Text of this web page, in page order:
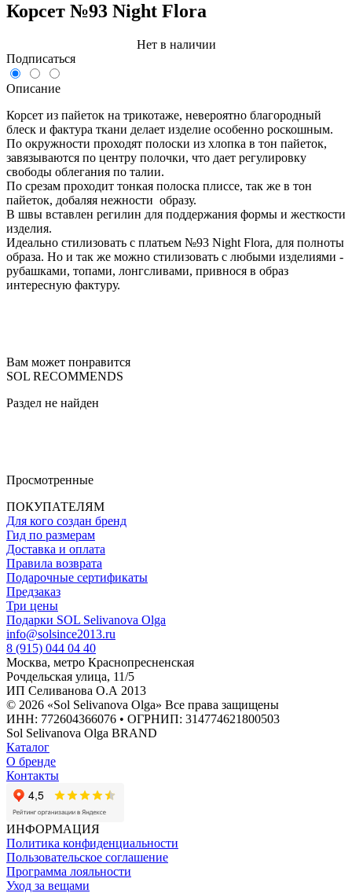
Корсет №93 Night Flora
Нет в наличии
Подписаться
Описание
Корсет из пайеток на трикотаже, невероятно благородный
блеск и фактура ткани делает изделие особенно роскошным.
По окружности проходят полоски из хлопка в тон пайеток,
завязываются по центру полочки, что дает регулировку
свободы облегания по талии.
По срезам проходит тонкая полоска плиссе, так же в тон
пайеток, добаляя нежности образу.
В швы вставлен регилин для поддержания формы и жесткости
изделия.
Идеально стилизовать с платьем №93 Night Flora, для полноты
образа. Но и так же можно стилизовать с любыми изделиями -
рубашками, топами, лонгсливами, привнося в образ
интересную фактуру.
Вам может понравится
SOL RECOMMENDS
Раздел не найден
Просмотренные
ПОКУПАТЕЛЯМ
Для кого создан бренд
Гид по размерам
Доставка и оплата
Правила возврата
Подарочные сертификаты
Предзаказ
Три цены
Подарки SOL Selivanova Olga
info@solsince2013.ru
8 (915) 044 04 40
Москва, метро Краснопресненская
Рочдельская улица, 11/5
ИП Селиванова О.А 2013
© 2026 «Sol Selivanova Olga» Все права защищены
ИНН: 772604366076 • ОГРНИП: 314774621800503
Sol Selivanova Olga BRAND
Каталог
О бренде
Контакты
ИНФОРМАЦИЯ
Политика конфиденциальности
Пользовательское соглашение
Программа лояльности
Уход за вещами